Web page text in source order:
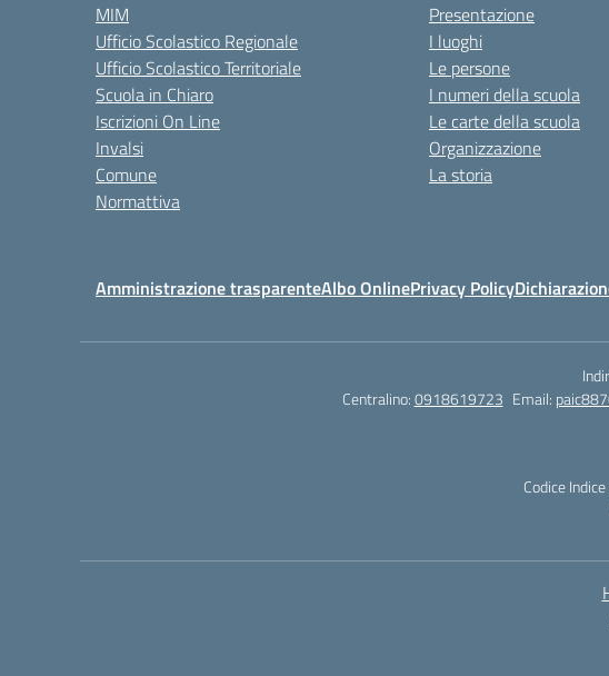
MIM
Ufficio Scolastico Regionale
Ufficio Scolastico Territoriale
Scuola in Chiaro
Iscrizioni On Line
Invalsi
Comune
Normattiva
Presentazione
I luoghi
Le persone
I numeri della scuola
Le carte della scuola
Organizzazione
La storia
Amministrazione trasparenteAlbo OnlinePrivacy Policy
Centralino:0918619723 Email:
Codice